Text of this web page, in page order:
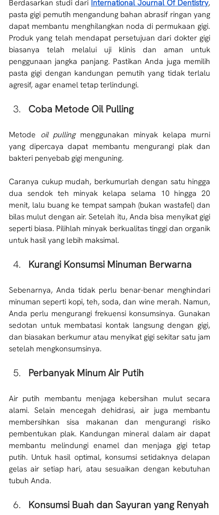
Berdasarkan studi dari International Journal Of Dentistry,
pasta gigi pemutih mengandung bahan abrasif ringan yang
dapat membantu menghilangkan noda di permukaan gigi.
Produk yang telah mendapat persetujuan dari dokter gigi
biasanya telah melalui uji klinis dan aman untuk
penggunaan jangka panjang. Pastikan Anda juga memilih
pasta gigi dengan kandungan pemutih yang tidak terlalu
agresif, agar enamel tetap terlindungi.
Coba Metode Oil Pulling
Metode oil pulling menggunakan minyak kelapa murni
yang dipercaya dapat membantu mengurangi plak dan
bakteri penyebab gigi menguning.
Caranya cukup mudah, berkumurlah dengan satu hingga
dua sendok teh minyak kelapa selama 10 hingga 20
menit, lalu buang ke tempat sampah (bukan wastafel) dan
bilas mulut dengan air. Setelah itu, Anda bisa menyikat gigi
seperti biasa. Pilihlah minyak berkualitas tinggi dan organik
untuk hasil yang lebih maksimal.
Kurangi Konsumsi Minuman Berwarna
Sebenarnya, Anda tidak perlu benar-benar menghindari
minuman seperti kopi, teh, soda, dan wine merah. Namun,
Anda perlu mengurangi frekuensi konsumsinya. Gunakan
sedotan untuk membatasi kontak langsung dengan gigi,
dan biasakan berkumur atau menyikat gigi sekitar satu jam
setelah mengkonsumsinya.
Perbanyak Minum Air Putih
Air putih membantu menjaga kebersihan mulut secara
alami. Selain mencegah dehidrasi, air juga membantu
membersihkan sisa makanan dan mengurangi risiko
pembentukan plak. Kandungan mineral dalam air dapat
membantu melindungi enamel dan menjaga gigi tetap
putih. Untuk hasil optimal, konsumsi setidaknya delapan
gelas air setiap hari, atau sesuaikan dengan kebutuhan
tubuh Anda.
Konsumsi Buah dan Sayuran yang Renyah